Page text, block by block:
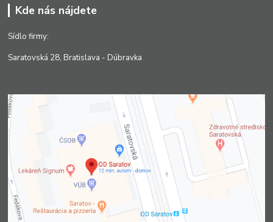
Kde nás nájdete
Sídlo firmy:
Saratovská 28, Bratislava - Dúbravka